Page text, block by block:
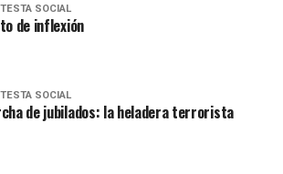
SOCIAL
de inflexión
SOCIAL
de jubilados: la heladera terrorista